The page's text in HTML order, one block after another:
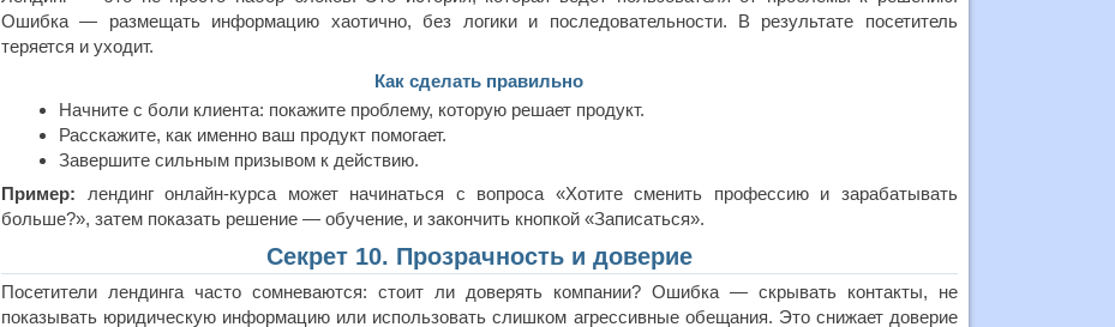
Ошибка — размещать информацию хаотично, без логики и последовательности. В результате посетитель
теряется и уходит.
Как сделать правильно
Начните с боли клиента: покажите проблему, которую решает продукт.
Расскажите, как именно ваш продукт помогает.
Завершите сильным призывом к действию.
Пример: лендинг онлайн-курса может начинаться с вопроса «Хотите сменить профессию и зарабатывать
больше?», затем показать решение — обучение, и закончить кнопкой «Записаться».
Секрет 10. Прозрачность и доверие
Посетители лендинга часто сомневаются: стоит ли доверять компании? Ошибка — скрывать контакты, не
показывать юридическую информацию или использовать слишком агрессивные обещания. Это снижает доверие